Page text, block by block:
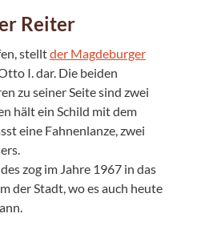
Reiter
stelltder Magdeburger
I. dar. Die beiden
zu seiner Seite sind zwei
hält ein Schild mit dem
eine Fahnenlanze, zwei
zog im Jahre 1967 in das
der Stadt, wo es auch heute